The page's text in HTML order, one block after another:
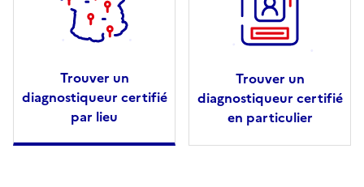
Trouver un
diagnostiqueur certifié
par lieu
Trouver un
diagnostiqueur certifié
en particulier